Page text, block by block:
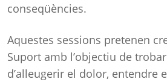
conseqüències.
Aquestes sessions pretenen
Suport amb l’objectiu de
d’alleugerir el dolor, entendre